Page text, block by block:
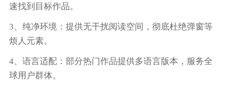
速找到目标作品。
3、纯净环境：提供无干扰阅读空间，彻底杜绝弹窗等
烦人元素。
4、语言适配：部分热门作品提供多语言版本，服务全
球用户群体。